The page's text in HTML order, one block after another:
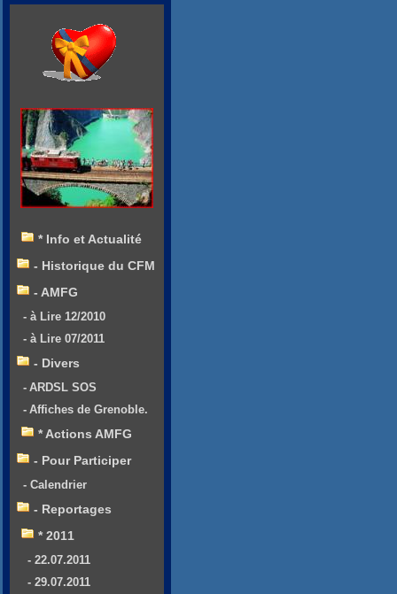
* Info et Actualité
- Historique du CFM
- AMFG
- à Lire 12/2010
- à Lire 07/2011
- Divers
- ARDSL SOS
- Affiches de Grenoble.
* Actions AMFG
- Pour Participer
- Calendrier
- Reportages
* 2011
- 22.07.2011
- 29.07.2011